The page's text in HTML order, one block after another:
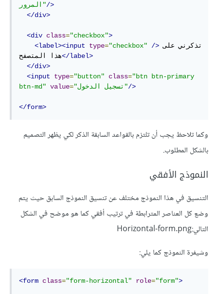
المرور"/>
</div>
<div class="checkbox">
<label><input
type="checkbox" /> تذكرني على
هذا المتصفح</label>
</div>
<input
type="button" class="btn btn-primary
btn-md" value= "تسجيل الدخول"/>
</form>
وكما تلاحظ يجب أن تلتزم بالقواعد السابقة الذكر لكي يظهر التصميم
بالشكل المطلوب.
النموذج الأفقي
التنسيق في هذا النموذج مختلف عن تنسيق النموذج السابق حيث يتم
وضع كل العناصر المترابطة في ترتيب أفقي كما هو موضح في الشكل
التالي:Horizontal-form.png
وشيفرة النموذج كما يلي:
<form class="form-horizontal" role="form">